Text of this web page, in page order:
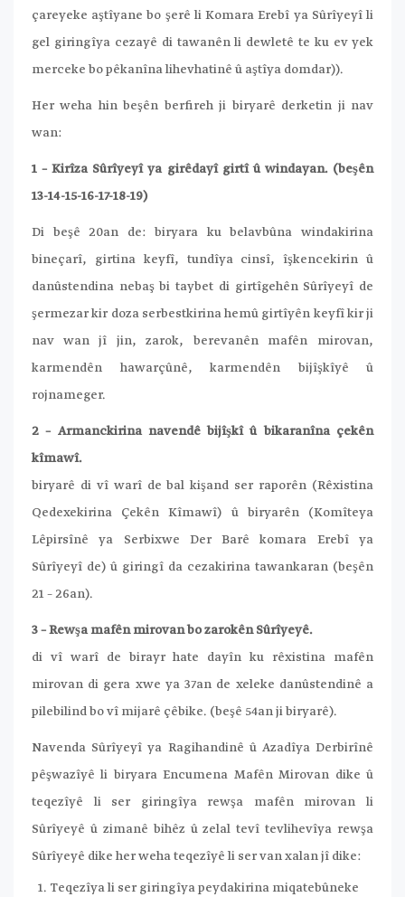
çareyeke aştîyane bo şerê li Komara Erebî ya Sûrîyeyî li
gel giringîya cezayê di tawanên li dewletê te ku ev yek
merceke bo pêkanîna lihevhatinê û aştîya domdar)).
Her weha hin beşên berfireh ji biryarê derketin ji nav
wan:
1 – Kirîza Sûrîyeyî ya girêdayî girtî û windayan. (beşên
13-14-15-16-17-18-19)
Di beşê 20an de: biryara ku belavbûna windakirina
bineçarî, girtina keyfî, tundîya cinsî, îşkencekirin û
danûstendina nebaş bi taybet di girtîgehên Sûrîyeyî de
şermezar kir doza serbestkirina hemû girtîyên keyfî kir ji
nav wan jî jin, zarok, berevanên mafên mirovan,
karmendên hawarçûnê, karmendên bijîşkîyê û
rojnameger.
2 – Armanckirina navendê bijîşkî û bikaranîna çekên
kîmawî.
biryarê di vî warî de bal kişand ser raporên (Rêxistina
Qedexekirina Çekên Kîmawî) û biryarên (Komîteya
Lêpirsînê ya Serbixwe Der Barê komara Erebî ya
Sûrîyeyî de) û giringî da cezakirina tawankaran (beşên
21 – 26an).
3 – Rewşa mafên mirovan bo zarokên Sûrîyeyê.
di vî warî de birayr hate dayîn ku rêxistina mafên
mirovan di gera xwe ya 37an de xeleke danûstendinê a
pilebilind bo vî mijarê çêbike. (beşê 54an ji biryarê).
Navenda Sûrîyeyî ya Ragihandinê û Azadîya Derbirînê
pêşwazîyê li biryara Encumena Mafên Mirovan dike û
teqezîyê li ser giringîya rewşa mafên mirovan li
Sûrîyeyê û zimanê bihêz û zelal tevî tevlihevîya rewşa
Sûrîyeyê dike her weha teqezîyê li ser van xalan jî dike:
Teqezîya li ser giringîya peydakirina miqatebûneke